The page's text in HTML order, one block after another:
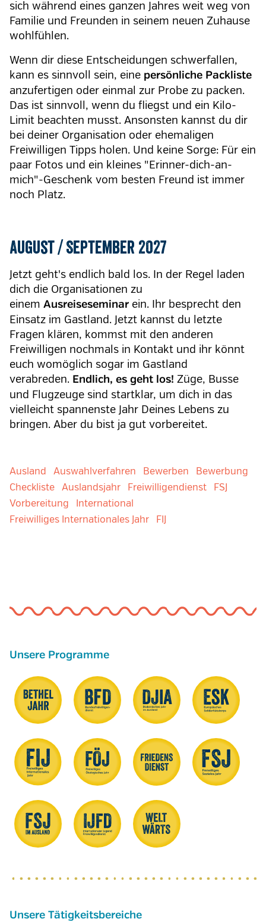
sich während eines ganzen Jahres weit weg von
Familie und Freunden in seinem neuen Zuhause
wohlfühlen.
Wenn dir diese Entscheidungen schwerfallen,
kann es sinnvoll sein, eine persönliche Packliste
anzufertigen oder einmal zur Probe zu packen.
Das ist sinnvoll, wenn du fliegst und ein Kilo-
Limit beachten musst. Ansonsten kannst du dir
bei deiner Organisation oder ehemaligen
Freiwilligen Tipps holen. Und keine Sorge: Für ein
paar Fotos und ein kleines "Erinner-dich-an-
mich"-Geschenk vom besten Freund ist immer
noch Platz.
August / September 2027
Jetzt geht's endlich bald los. In der Regel laden
dich die Organisationen zu
einem Ausreiseseminar ein. Ihr besprecht den
Einsatz im Gastland. Jetzt kannst du letzte
Fragen klären, kommst mit den anderen
Freiwilligen nochmals in Kontakt und ihr könnt
euch womöglich sogar im Gastland
verabreden. Endlich, es geht los! Züge, Busse
und Flugzeuge sind startklar, um dich in das
vielleicht spannenste Jahr Deines Lebens zu
bringen. Aber du bist ja gut vorbereitet.
Ausland Auswahlverfahren Bewerben
Bewerbung
Checkliste Auslandsjahr Freiwilligendienst
FSJ
Vorbereitung
International
Freiwilliges Internationales Jahr
FIJ
Unsere Programme
Unsere Tätigkeitsbereiche